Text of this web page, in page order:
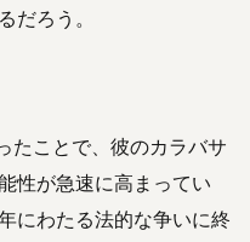
だろう。
たことで、彼のカラバサ
性が急速に高まってい
にわたる法的な争いに終